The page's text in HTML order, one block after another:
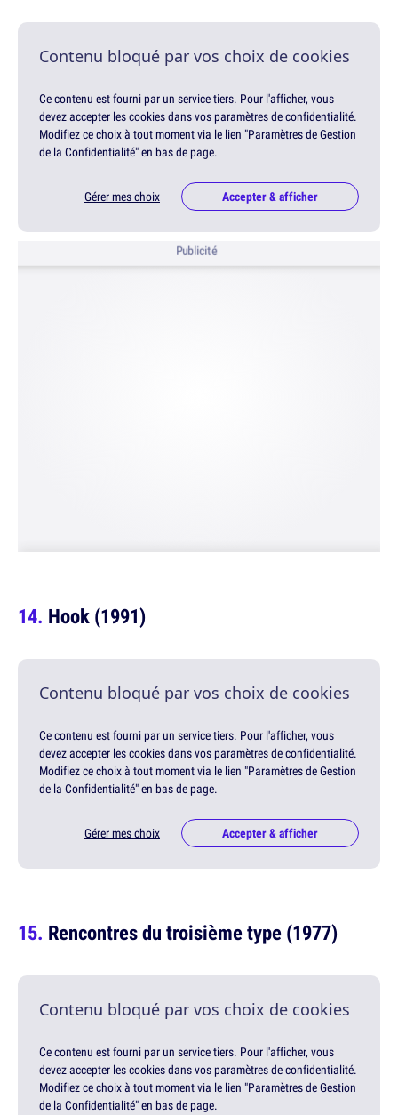
Contenu bloqué par vos choix de cookies
Ce contenu est fourni par un service tiers. Pour l'afficher, vous
devez accepter les cookies dans vos paramètres de confidentialité.
Modifiez ce choix à tout moment via le lien "Paramètres de Gestion
de la Confidentialité" en bas de page.
Gérer mes choix Accepter & afficher
Publicité
Hook (1991)
Contenu bloqué par vos choix de cookies
Ce contenu est fourni par un service tiers. Pour l'afficher, vous
devez accepter les cookies dans vos paramètres de confidentialité.
Modifiez ce choix à tout moment via le lien "Paramètres de Gestion
de la Confidentialité" en bas de page.
Gérer mes choix Accepter & afficher
Rencontres du troisième type (1977)
Contenu bloqué par vos choix de cookies
Ce contenu est fourni par un service tiers. Pour l'afficher, vous
devez accepter les cookies dans vos paramètres de confidentialité.
Modifiez ce choix à tout moment via le lien "Paramètres de Gestion
de la Confidentialité" en bas de page.